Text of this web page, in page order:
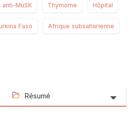
anti-MuSK Thymome Hôpital
Faso Afrique subsaharienne
Résumé